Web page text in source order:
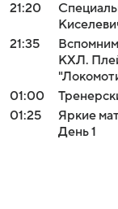
21:20
21:35
КХЛ.
01:00
01:25
Яркие
День 1